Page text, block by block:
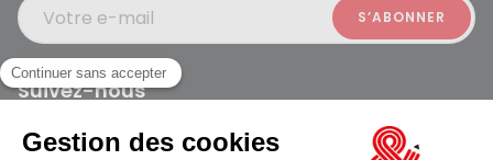
Votre e-mail
Suivez-nous